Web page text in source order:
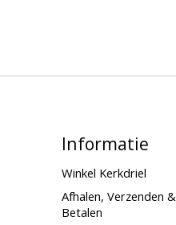
Informatie
Winkel Kerkdriel
Afhalen, Verzenden &
Betalen